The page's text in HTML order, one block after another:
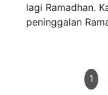
lagi Ramadhan.
peninggalan
1